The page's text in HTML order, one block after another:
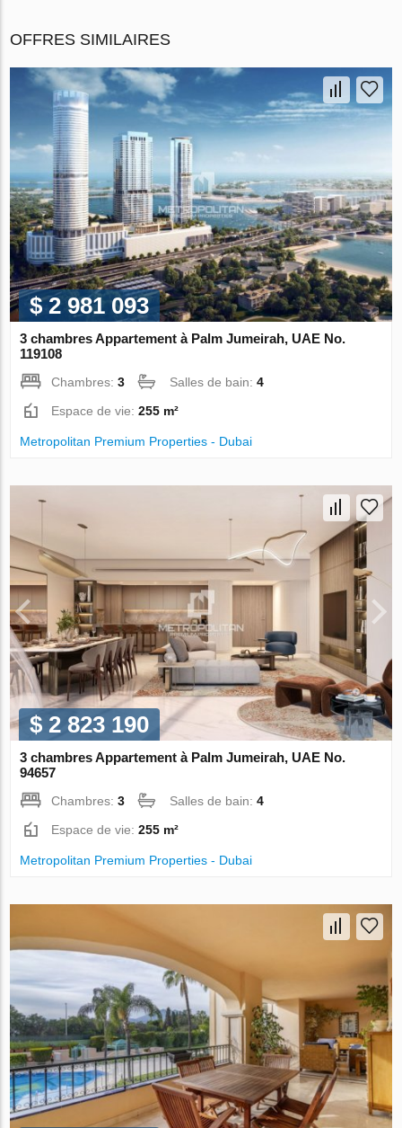
OFFRES SIMILAIRES
$ 2 981 093
3 chambres Appartement à Palm Jumeirah, UAE No.
119108
Chambres:3 Salles de bain:4
Espace de vie:255 m²
Metropolitan Premium Properties - Dubai
$ 2 823 190
3 chambres Appartement à Palm Jumeirah, UAE No.
94657
Chambres:3 Salles de bain:4
Espace de vie:255 m²
Metropolitan Premium Properties - Dubai